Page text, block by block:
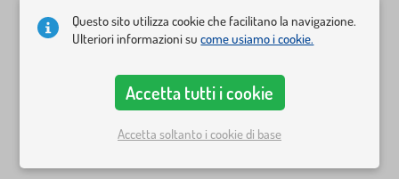
Questo sito utilizza cookie che facilitano la navigazione.
Ulteriori informazioni sucome usiamo i cookie.
Accetta tutti i cookie
Accetta soltanto i cookie di base